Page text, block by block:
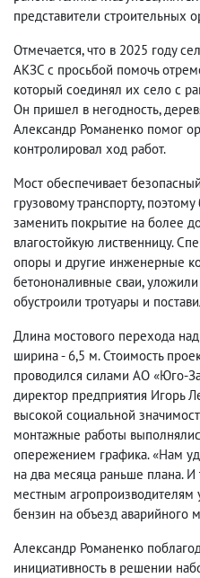
представители строительных
Отмечается, что в 2025 году
АКЗС с просьбой помочь
который соединял их село с
Он пришел в негодность,
Александр Романенко помог
контролировал ход работ.
Мост обеспечивает
грузовому транспорту,
заменить покрытие на более
влагостойкую лиственницу.
опоры и другие инженерные
бетононаливные сваи,
обустроили тротуары и
Длина мостового перехода
ширина - 6,5 м. Стоимость
проводился силами АО «Юго-
директор предприятия Игорь
высокой социальной
монтажные работы
опережением графика. «Нам
на два месяца раньше плана.
местным агропроизводителям
бензин на объезд аварийного
Александр Романенко
инициативность в решении